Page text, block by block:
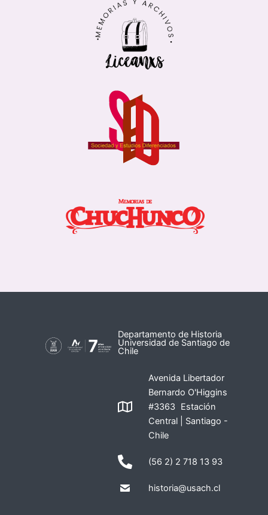
Departamento de Historia
Universidad de Santiago de
Chile
Avenida Libertador
Bernardo O'Higgins
#3363 Estación
Central | Santiago -
Chile
(56 2) 2 718 13 93
historia@usach.cl